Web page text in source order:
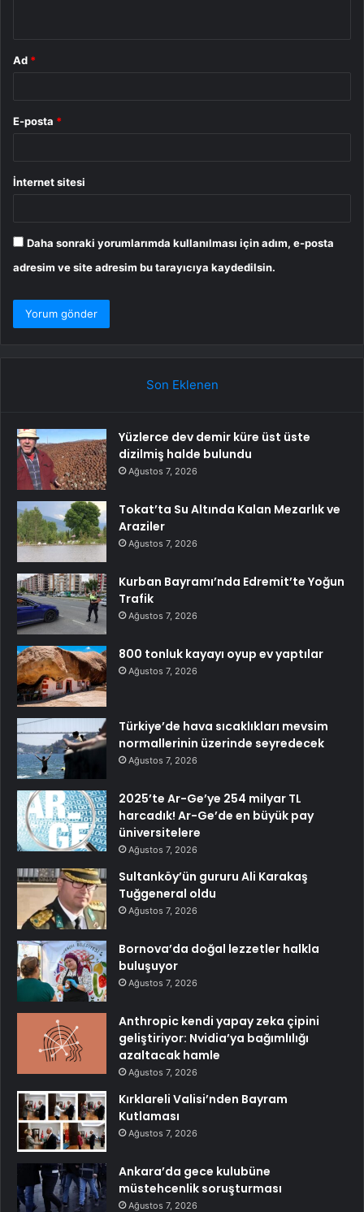
Ad *
E-posta *
İnternet sitesi
Daha sonraki yorumlarımda kullanılması için adım, e-posta
adresim ve site adresim bu tarayıcıya kaydedilsin.
Son Eklenen
Yüzlerce dev demir küre üst üste
dizilmiş halde bulundu
Ağustos 7, 2026
Tokat’ta Su Altında Kalan Mezarlık ve
Araziler
Ağustos 7, 2026
Kurban Bayramı’nda Edremit’te Yoğun
Trafik
Ağustos 7, 2026
800 tonluk kayayı oyup ev yaptılar
Ağustos 7, 2026
Türkiye’de hava sıcaklıkları mevsim
normallerinin üzerinde seyredecek
Ağustos 7, 2026
2025’te Ar-Ge’ye 254 milyar TL
harcadık! Ar-Ge’de en büyük pay
üniversitelere
Ağustos 7, 2026
Sultanköy’ün gururu Ali Karakaş
Tuğgeneral oldu
Ağustos 7, 2026
Bornova’da doğal lezzetler halkla
buluşuyor
Ağustos 7, 2026
Anthropic kendi yapay zeka çipini
geliştiriyor: Nvidia’ya bağımlılığı
azaltacak hamle
Ağustos 7, 2026
Kırklareli Valisi’nden Bayram
Kutlaması
Ağustos 7, 2026
Ankara’da gece kulubüne
müstehcenlik soruşturması
Ağustos 7, 2026